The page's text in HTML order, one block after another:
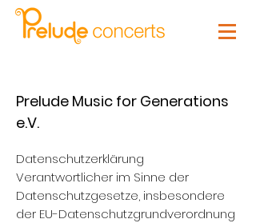
Prelude Music for Generations
e.V.
Datenschutzerklärung
Verantwortlicher im Sinne der
Datenschutzgesetze, insbesondere
der EU-Datenschutzgrundverordnung